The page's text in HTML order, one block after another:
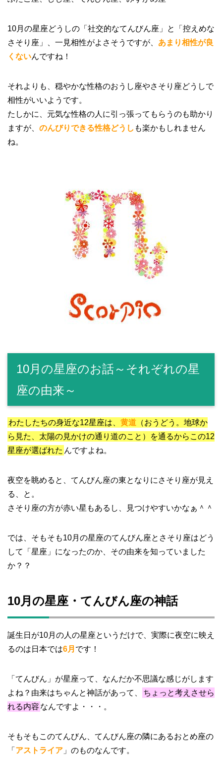
10月の星座どうしの「社交的なてんびん座」と「控えめな
さそり座」、一見相性がよさそうですが、 あまり相性が良
くないんですね！
それよりも、穏やかな性格のおうし座やさそり座どうしで
相性がいいようです。
たしかに、元気な性格の人に引っ張ってもらうのも助かり
ますが、 のんびりできる性格どうし も楽かもしれません
ね。
10月の星座のお話～それぞれの星
座の由来～
わたしたちの身近な12星座は、 黄道 （おうどう。地球か
ら見た、太陽の見かけの通り道のこと）を通るからこの12
星座が選ばれた んですよね。
夜空を眺めると、てんびん座の東となりにさそり座が見え
る、と。
さそり座の方が赤い星もあるし、見つけやすいかなぁ＾＾
では、そもそも10月の星座のてんびん座とさそり座はどう
して「星座」になったのか、その由来を知っていました
か？？
10月の星座・てんびん座の神話
誕生日が10月の人の星座というだけで、実際に夜空に映え
るのは日本では6月 です！
「てんびん」が星座って、なんだか不思議な感じがします
よね？由来はちゃんと神話があって、
ちょっと考えさせら
れる内容 なんですよ・・・。
そもそもこのてんびん、てんびん座の隣にあるおとめ座の
「 アストライア 」のものなんです。